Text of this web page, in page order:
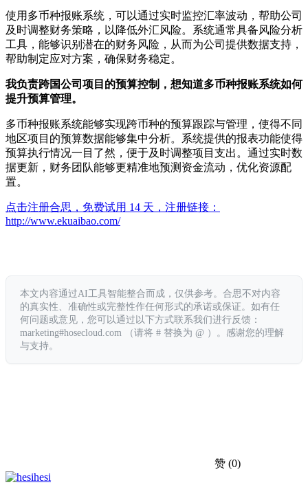
使用多币种报账系统，可以通过实时监控汇率波动，帮助公司
及时调整财务策略，以降低外汇风险。系统通常具备风险分析
工具，能够识别潜在的财务风险，从而为公司提供数据支持，
帮助制定应对方案，确保财务稳定。
我负责跨国公司项目的预算控制，想知道多币种报账系统如何
提升预算管理。
多币种报账系统能够实现跨币种的预算跟踪与管理，使得不同
地区项目的预算数据能够集中分析。系统提供的报表功能使得
预算执行情况一目了然，便于及时调整项目支出。通过实时数
据更新，财务团队能够更精准地预测资金流动，优化资源配
置。
点击注册合思，免费试用 14 天，注册链接：
http://www.ekuaibao.com/
本文内容通过AI工具智能整合而成，仅供参考。合思不对内容
的真实性、准确性或完整性作任何形式的承诺或保证。如有任
何问题或意见，您可以通过以下方式联系我们进行反馈：
marketing#hosecloud.com （请将 # 替换为 @ ）。感谢您的理解
与支持。
赞 (0)
hesi